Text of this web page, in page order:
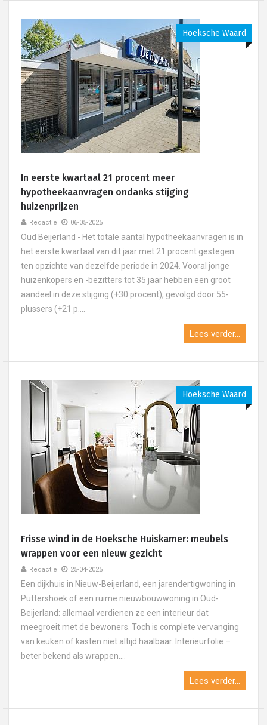
Hoeksche Waard
In eerste kwartaal 21 procent meer
hypotheekaanvragen ondanks stijging
huizenprijzen
Redactie 06-05-2025
Oud Beijerland - Het totale aantal hypotheekaanvragen is in
het eerste kwartaal van dit jaar met 21 procent gestegen
ten opzichte van dezelfde periode in 2024. Vooral jonge
huizenkopers en -bezitters tot 35 jaar hebben een groot
aandeel in deze stijging (+30 procent), gevolgd door 55-
plussers (+21 p....
Lees verder...
Hoeksche Waard
Frisse wind in de Hoeksche Huiskamer: meubels
wrappen voor een nieuw gezicht
Redactie 25-04-2025
Een dijkhuis in Nieuw-Beijerland, een jarendertigwoning in
Puttershoek of een ruime nieuwbouwwoning in Oud-
Beijerland: allemaal verdienen ze een interieur dat
meegroeit met de bewoners. Toch is complete vervanging
van keuken of kasten niet altijd haalbaar. Interieurfolie –
beter bekend als wrappen....
Lees verder...